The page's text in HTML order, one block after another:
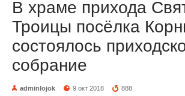
В храме прихода
Троицы посёлка
состоялось
собрание
adminlojok 9 окт 2018 888